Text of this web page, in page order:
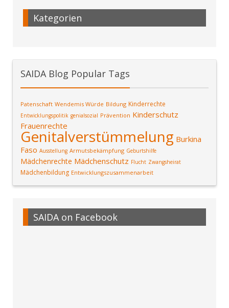
Kategorien
SAIDA Blog Popular Tags
Patenschaft Wendemis Würde Bildung Kinderrechte
Entwicklungspolitik genialsozial Prävention Kinderschutz
Frauenrechte
Genitalverstümmelung Burkina
Faso Ausstellung Armutsbekämpfung Geburtshilfe
Mädchenrechte Mädchenschutz Flucht Zwangsheirat
Mädchenbildung Entwicklungszusammenarbeit
SAIDA on Facebook